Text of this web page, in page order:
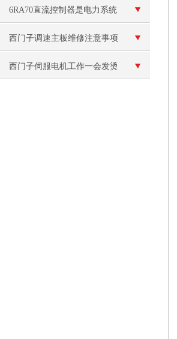
白维修
6RA70直流控制器是电力系统
中重要的设备
西门子调速主板维修注意事项
西门子伺服电机工作一会发烫